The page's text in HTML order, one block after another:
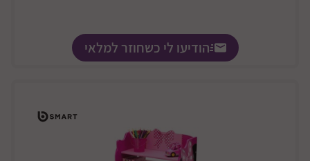
הודיעו לי כשחוזר למלאי